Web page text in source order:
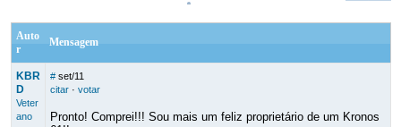
Auto
r
Mensagem
KBR
D
Veter
ano
# set/11
citar· votar
Pronto! Comprei!!! Sou mais um feliz proprietário de um Kronos